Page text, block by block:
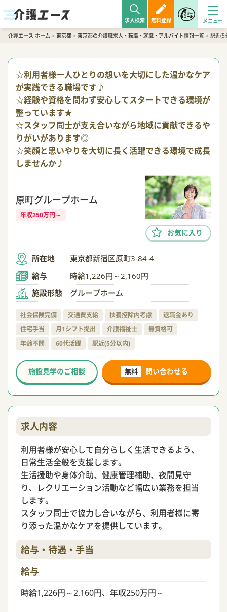
求人検索 無料登録
介護エース ホーム > 東京都 > 東京都の介護職求人・転職・就職・アルバイト情報一覧 > 駅近(5
☆利用者様一人ひとりの想いを大切にした温かなケア
が実践できる職場です♪
☆経験や資格を問わず安心してスタートできる環境が
整っています★
☆スタッフ同士が支え合いながら地域に貢献できるや
りがいがあります◎
☆笑顔と思いやりを大切に長く活躍できる環境で成長
しませんか♪
原町グループホーム
年収250万円～
お気に入り
所在地
東京都新宿区原町3-84-4
給与
時給1,226円～2,160円
施設形態
グループホーム
社会保険完備 交通費支給 扶養控除内考慮
退職金あり
住宅手当
月1シフト提出 介護福祉士
無資格可
年齢不問
60代活躍 駅近(5分以内)
無料 問い合わせる
施設見学のご相談
求人内容
利用者様が安心して自分らしく生活できるよう、
日常生活全般を支援します。
生活援助や身体介助、健康管理補助、夜間見守
り、レクリエーション活動など幅広い業務を担当
します。
スタッフ同士で協力し合いながら、利用者様に寄
り添った温かなケアを提供しています。
給与・待遇・手当
給与
時給1,226円～2,160円、年収250万円～